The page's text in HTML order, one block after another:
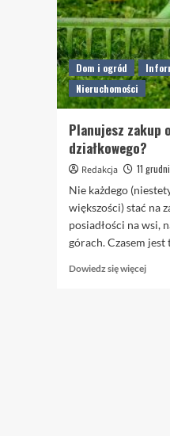
Dom i ogród
Nieruchomości
Planujesz zakup
działkowego?
Redakcja
11
Nie każdego
większości) stać na
posiadłości na wsi,
górach. Czasem jest
Dowiedz się więcej